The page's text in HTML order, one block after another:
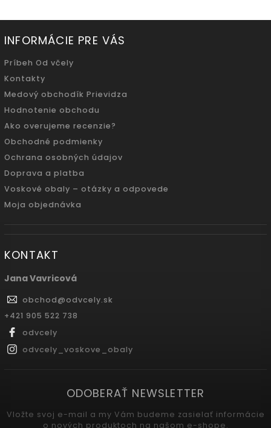
INFORMÁCIE PRE VÁS
Príbeh Od včely
Kontakty
Medový obchodík Prievidza
Hodnotenie obchodu
Ako overujeme recenzie?
Obchodné podmienky
Ochrana osobných údajov
Doprava a platba
Voskové obaly – otázky a odpovede
Moja objednávka
KONTAKT
Jana Vavricová
obchod@odvcely.sk
+421 905 522 738
odvcely
odvcely_voskove_obaly
ODOBERAŤ NEWSLETTER
Vložte svoj e-mail a my Vám budeme zasielať informácie
o nových produktoch na našom e-shope.